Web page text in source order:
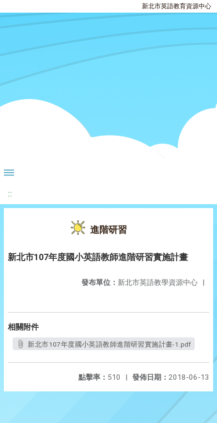
新北市英語教育資源中心
:::
進階研習
新北市107年度國小英語教師進階研習實施計畫
發布單位： 新北市英語教學資源中心 |
相關附件
新北市107年度國小英語教師進階研習實施計畫-1.pdf
發佈日期： 2018-06-13
點擊率： 510 |